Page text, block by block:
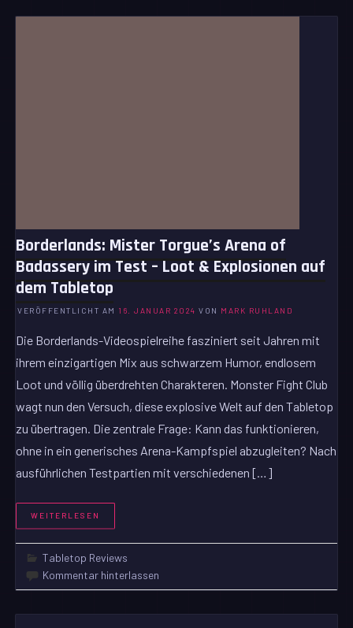
Borderlands: Mister Torgue’s Arena of
Badassery im Test – Loot & Explosionen auf
dem Tabletop
VERÖFFENTLICHT AM 16. JANUAR 2024 VON MARK RUHLAND
Die Borderlands-Videospielreihe fasziniert seit Jahren mit
ihrem einzigartigen Mix aus schwarzem Humor, endlosem
Loot und völlig überdrehten Charakteren. Monster Fight Club
wagt nun den Versuch, diese explosive Welt auf den Tabletop
zu übertragen. Die zentrale Frage: Kann das funktionieren,
ohne in ein generisches Arena-Kampfspiel abzugleiten? Nach
ausführlichen Testpartien mit verschiedenen […]
WEITERLESEN
Tabletop Reviews
Kommentar hinterlassen